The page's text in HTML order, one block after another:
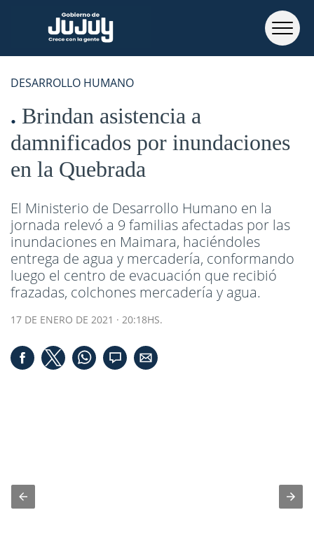
DESARROLLO HUMANO
Brindan asistencia a
damnificados por inundaciones
en la Quebrada
El Ministerio de Desarrollo Humano en la
jornada relevó a 9 familias afectadas por las
inundaciones en Maimara, haciéndoles
entrega de agua y mercadería, conformando
luego el centro de evacuación que recibió
frazadas, colchones mercadería y agua.
17 DE ENERO DE 2021 · 20:18HS.